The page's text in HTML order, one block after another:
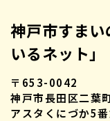
神戸市すま
いるネット」
〒653-0042
神戸市長田区二葉
アスタくにづか5